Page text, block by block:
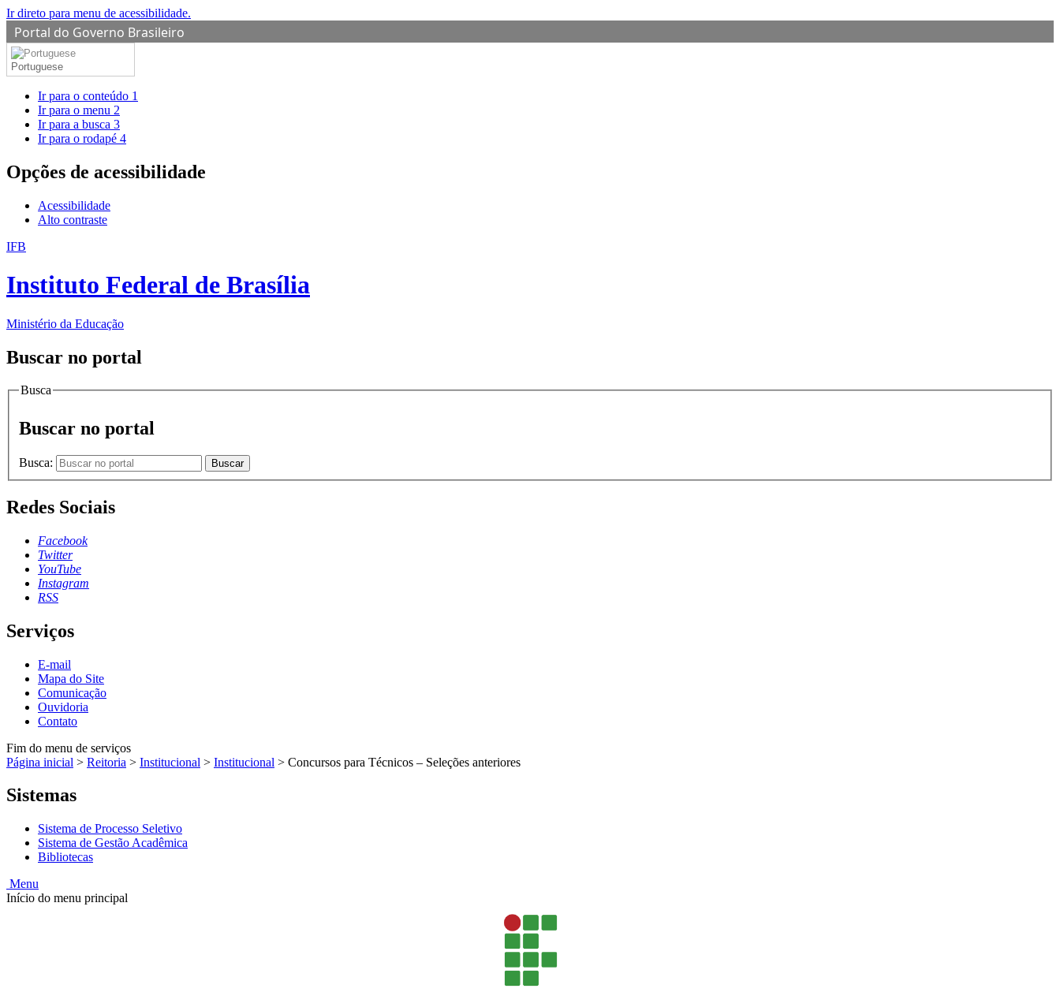
Ir direto para menu de acessibilidade.
Portal do Governo Brasileiro
Portuguese
Ir para o conteúdo 1
Ir para o menu 2
Ir para a busca 3
Ir para o rodapé 4
Opções de acessibilidade
Acessibilidade
Alto contraste
IFB
Instituto Federal de Brasília
Ministério da Educação
Buscar no portal
Busca
Buscar no portal
Busca: Buscar
Redes Sociais
Facebook
Twitter
YouTube
Instagram
RSS
Serviços
E-mail
Mapa do Site
Comunicação
Ouvidoria
Contato
Fim do menu de serviços
Página inicial > Reitoria > Institucional > Institucional > Concursos para Técnicos – Seleções anteriores
Sistemas
Sistema de Processo Seletivo
Sistema de Gestão Acadêmica
Bibliotecas
Menu
Início do menu principal